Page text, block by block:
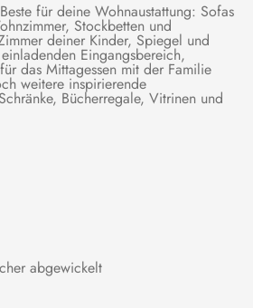
für deine Wohnaustattung: Sofas
Stockbetten und
deiner Kinder, Spiegel und
Eingangsbereich,
das Mittagessen mit der Familie
weitere inspirierende
Bücherregale, Vitrinen und
abgewickelt